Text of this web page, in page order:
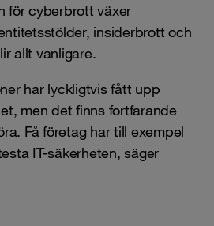
förcyberbrott växer
insiderbrott och
allt vanligare.
har lyckligtvis fått upp
men det finns fortfarande
Få företag har till exempel
IT-säkerheten, säger